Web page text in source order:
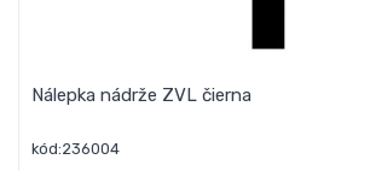
Nálepka nádrže ZVL čierna
kód:236004